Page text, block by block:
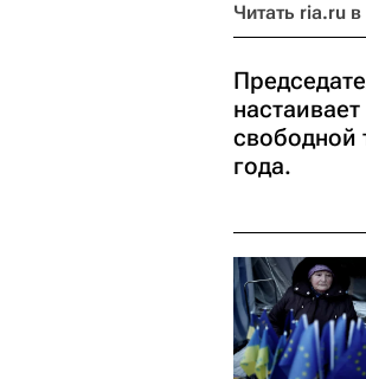
Читать ria.ru в
свободной
года.